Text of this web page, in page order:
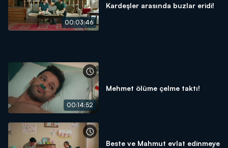
00:03:46
Kardeşler arasında buzlar eridi!
00:14:52
Mehmet ölüme çelme taktı!
Beste ve Mahmut evlat edinmeye